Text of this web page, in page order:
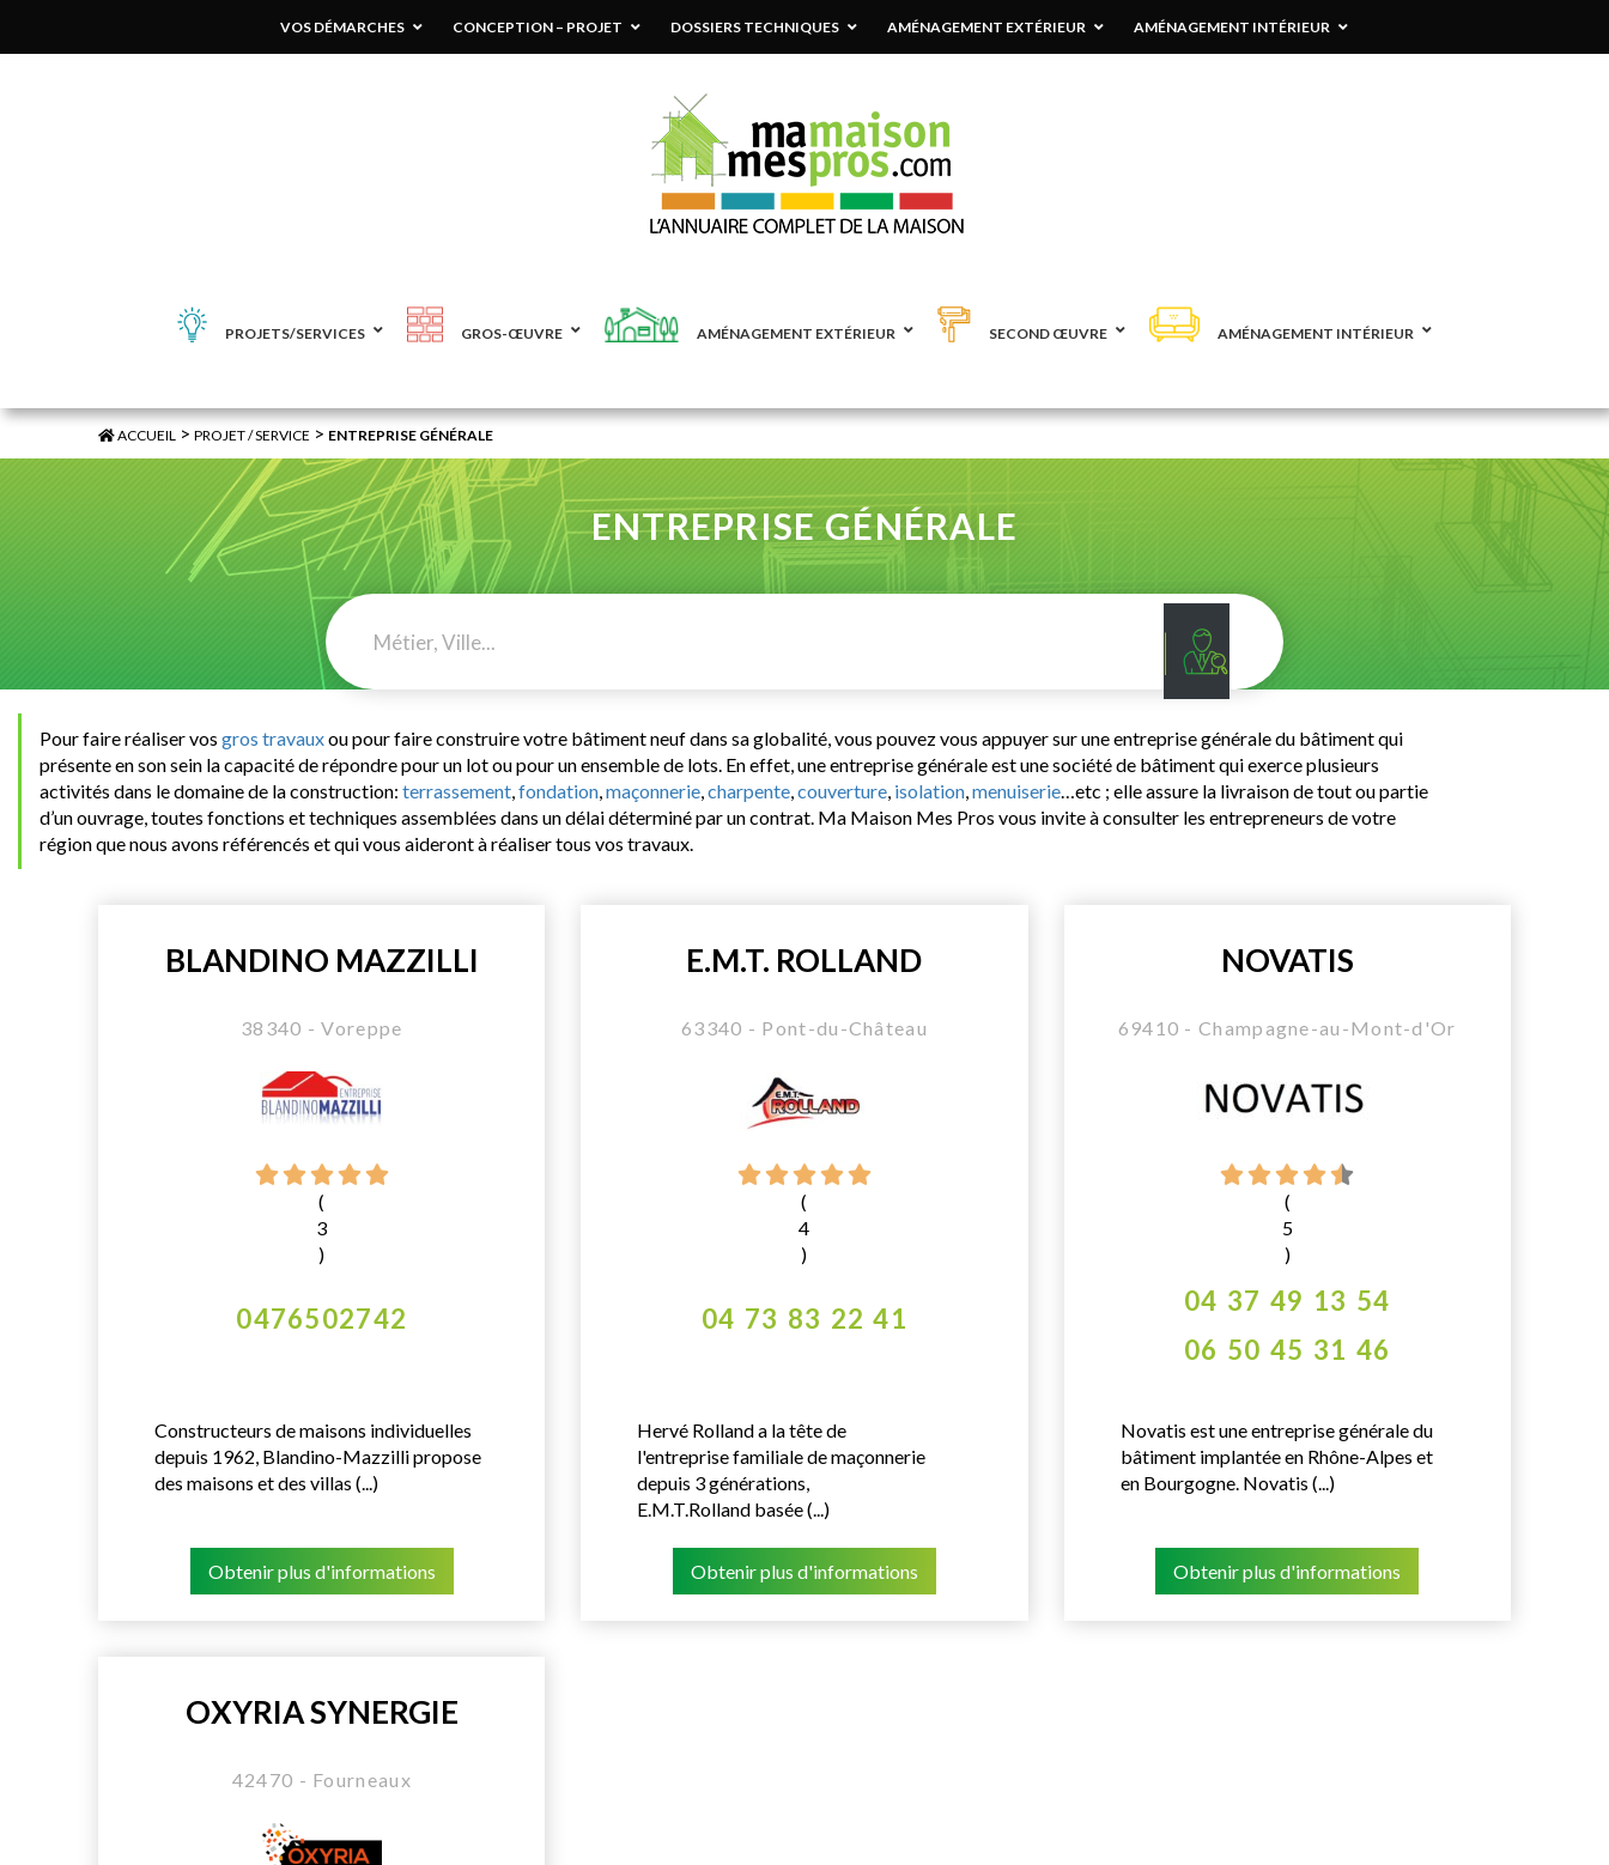
VOS DÉMARCHES CONCEPTION – PROJET DOSSIERS TECHNIQUES AMÉNAGEMENT EXTÉRIEUR AMÉNAGEMENT INTÉRIEUR
PROJETS/SERVICES GROS-ŒUVRE AMÉNAGEMENT EXTÉRIEUR SECOND ŒUVRE AMÉNAGEMENT INTÉRIEUR
ACCUEIL >PROJET / SERVICE > ENTREPRISE GÉNÉRALE
ENTREPRISE GÉNÉRALE
Pour faire réaliser vos gros travauxou pour faire construire votre bâtiment neuf dans sa globalité, vous pouvez vous appuyer sur une entreprise générale du bâtiment qui
présente en son sein la capacité de répondre pour un lot ou pour un ensemble de lots. En effet, une entreprise générale est une société de bâtiment qui exerce plusieurs
activités dans le domaine de la construction: terrassement,fondation,maçonnerie,charpente,couverture, isolation,menuiserie…etc ; elle assure la livraison de tout ou partie
d’un ouvrage, toutes fonctions et techniques assemblées dans un délai déterminé par un contrat. Ma Maison Mes Pros vous invite à consulter les entrepreneurs de votre
région que nous avons référencés et qui vous aideront à réaliser tous vos travaux.
BLANDINO MAZZILLI
38340 - Voreppe
(
3
)
0476502742
Constructeurs de maisons individuelles
depuis 1962, Blandino-Mazzilli propose
des maisons et des villas (...)
Obtenir plus d'informations
E.M.T. ROLLAND
63340 - Pont-du-Château
(
4
)
04 73 83 22 41
Hervé Rolland a la tête de
l'entreprise familiale de maçonnerie
depuis 3 générations,
E.M.T.Rolland basée (...)
Obtenir plus d'informations
NOVATIS
69410 - Champagne-au-Mont-d'Or
(
5
)
04 37 49 13 54
06 50 45 31 46
Novatis est une entreprise générale du
bâtiment implantée en Rhône-Alpes et
en Bourgogne. Novatis (...)
Obtenir plus d'informations
OXYRIA SYNERGIE
42470 - Fourneaux